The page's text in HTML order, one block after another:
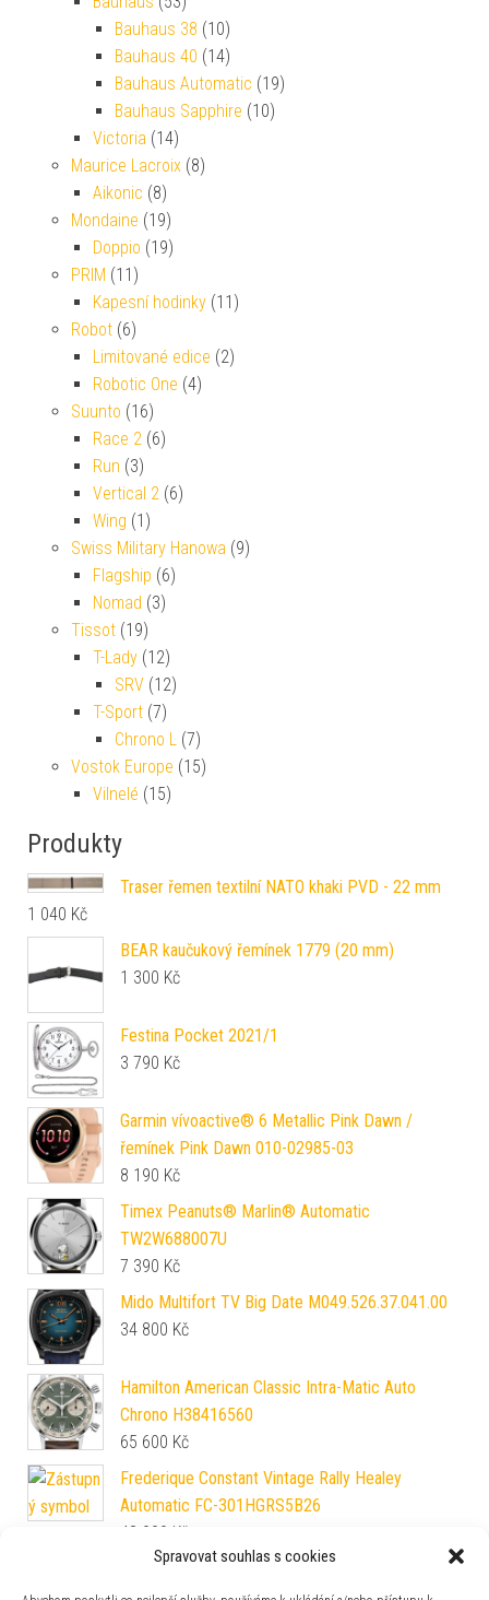
Spravovat souhlas s cookies
Bauhaus 38 (10)
Bauhaus 40 (14)
Bauhaus Automatic (19)
Bauhaus Sapphire (10)
Victoria (14)
Maurice Lacroix (8)
Aikonic (8)
Mondaine (19)
Doppio (19)
PRIM (11)
Kapesní hodinky (11)
Robot (6)
Limitované edice (2)
Robotic One (4)
Suunto (16)
Race 2 (6)
Run (3)
Vertical 2 (6)
Wing (1)
Swiss Military Hanowa (9)
Flagship (6)
Nomad (3)
Tissot (19)
T-Lady (12)
SRV (12)
T-Sport (7)
Chrono L (7)
Vostok Europe (15)
Vilnelé (15)
Produkty
Traser řemen textilní NATO khaki PVD - 22 mm
1 040 Kč
BEAR kaučukový řemínek 1779 (20 mm)
1 300 Kč
Festina Pocket 2021/1
3 790 Kč
Garmin vívoactive® 6 Metallic Pink Dawn /
řemínek Pink Dawn 010-02985-03
8 190 Kč
Timex Peanuts® Marlin® Automatic
TW2W688007U
7 390 Kč
Mido Multifort TV Big Date M049.526.37.041.00
34 800 Kč
Hamilton American Classic Intra-Matic Auto
Chrono H38416560
65 600 Kč
Frederique Constant Vintage Rally Healey
Automatic FC-301HGRS5B26
48 990 Kč
Casio Edifice ECB-10DB-1A9EF
4 490Kč